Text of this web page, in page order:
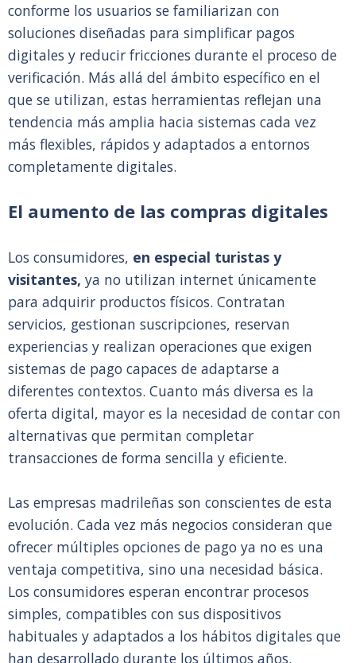
conforme los usuarios se familiarizan con
soluciones diseñadas para simplificar pagos
digitales y reducir fricciones durante el proceso de
verificación. Más allá del ámbito específico en el
que se utilizan, estas herramientas reflejan una
tendencia más amplia hacia sistemas cada vez
más flexibles, rápidos y adaptados a entornos
completamente digitales.
El aumento de las compras digitales
Los consumidores, en especial turistas y
visitantes, ya no utilizan internet únicamente
para adquirir productos físicos. Contratan
servicios, gestionan suscripciones, reservan
experiencias y realizan operaciones que exigen
sistemas de pago capaces de adaptarse a
diferentes contextos. Cuanto más diversa es la
oferta digital, mayor es la necesidad de contar con
alternativas que permitan completar
transacciones de forma sencilla y eficiente.
Las empresas madrileñas son conscientes de esta
evolución. Cada vez más negocios consideran que
ofrecer múltiples opciones de pago ya no es una
ventaja competitiva, sino una necesidad básica.
Los consumidores esperan encontrar procesos
simples, compatibles con sus dispositivos
habituales y adaptados a los hábitos digitales que
han desarrollado durante los últimos años.